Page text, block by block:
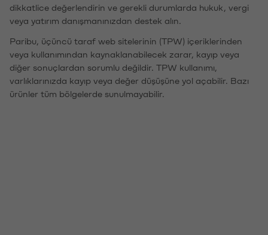
dikkatlice değerlendirin ve gerekli durumlarda hukuk, vergi
veya yatırım danışmanınızdan destek alın.
Paribu, üçüncü taraf web sitelerinin (TPW) içeriklerinden
veya kullanımından kaynaklanabilecek zarar, kayıp veya
diğer sonuçlardan sorumlu değildir. TPW kullanımı,
varlıklarınızda kayıp veya değer düşüşüne yol açabilir. Bazı
ürünler tüm bölgelerde sunulmayabilir.